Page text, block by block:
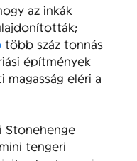
az inkák
több száz tonnás
építmények
eléri a
Stonehenge
tengeri